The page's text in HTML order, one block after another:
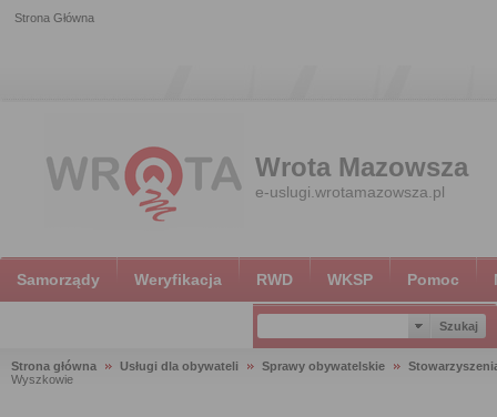
Strona Główna
Wrota Mazowsza
e-uslugi.wrotamazowsza.pl
Samorządy Weryfikacja RWD WKSP Pomoc
Strona główna Usługi dla obywateli Sprawy obywatelskie
Wyszkowie